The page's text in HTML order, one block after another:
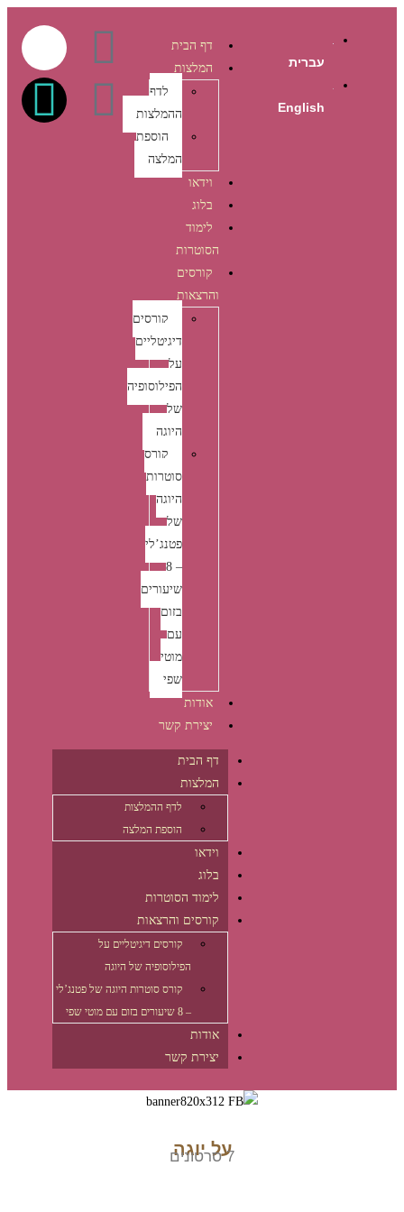
עברית
English
דף הבית
המלצות
לדף
ההמלצות
הוספת
המלצה
וידאו
בלוג
לימוד
הסוטרות
קורסים
והרצאות
קורסים
דיגיטליים
על
הפילוסופיה
של
היוגה
קורס
סוטרות
היוגה
של
פטנג’לי
– 8
שיעורים
בזום
עם
מוטי
שפי
אודות
יצירת קשר
דף הבית
המלצות
לדף ההמלצות
הוספת המלצה
וידאו
בלוג
לימוד הסוטרות
קורסים והרצאות
קורסים דיגיטליים על
הפילוסופיה של היוגה
קורס סוטרות היוגה של פטנג’לי
– 8 שיעורים בזום עם מוטי שפי
אודות
יצירת קשר
על יוגה7 סרטונים